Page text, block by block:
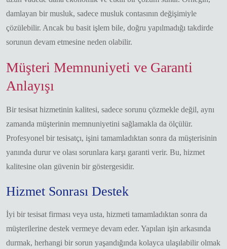
damlayan bir musluk, sadece musluk contasının değişimiyle
çözülebilir. Ancak bu basit işlem bile, doğru yapılmadığı takdirde
sorunun devam etmesine neden olabilir.
Müşteri Memnuniyeti ve Garanti
Anlayışı
Bir tesisat hizmetinin kalitesi, sadece sorunu çözmekle değil, aynı
zamanda müşterinin memnuniyetini sağlamakla da ölçülür.
Profesyonel bir tesisatçı, işini tamamladıktan sonra da müşterisinin
yanında durur ve olası sorunlara karşı garanti verir. Bu, hizmet
kalitesine olan güvenin bir göstergesidir.
Hizmet Sonrası Destek
İyi bir tesisat firması veya usta, hizmeti tamamladıktan sonra da
müşterilerine destek vermeye devam eder. Yapılan işin arkasında
durmak, herhangi bir sorun yaşandığında kolayca ulaşılabilir olmak